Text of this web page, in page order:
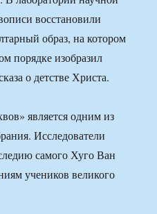
восстановили
образ, на котором
порядке изобразил
о детстве Христа.
является одним из
Исследователи
самого Хуго Ван
учеников великого